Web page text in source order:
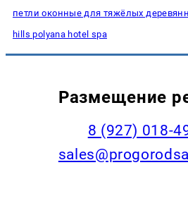
петли оконные для тяжёлых
hills polyana hotel spa
Размещение
8 (927) 018-